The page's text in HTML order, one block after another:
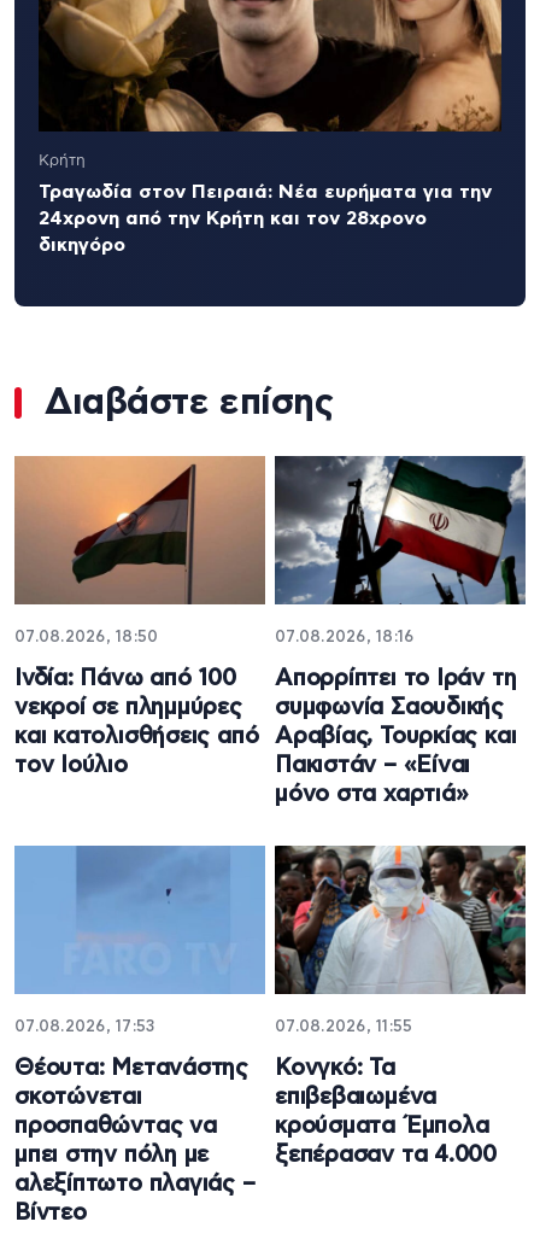
Κρήτη
Τραγωδία στον Πειραιά: Νέα ευρήματα για την
24χρονη από την Κρήτη και τον 28χρονο
δικηγόρο
Διαβάστε επίσης
07.08.2026, 18:50
Ινδία: Πάνω από 100
νεκροί σε πλημμύρες
και κατολισθήσεις από
τον Ιούλιο
07.08.2026, 18:16
Απορρίπτει το Ιράν τη
συμφωνία Σαουδικής
Αραβίας, Τουρκίας και
Πακιστάν – «Είναι
μόνο στα χαρτιά»
07.08.2026, 17:53
Θέουτα: Μετανάστης
σκοτώνεται
προσπαθώντας να
μπει στην πόλη με
αλεξίπτωτο πλαγιάς –
Βίντεο
07.08.2026, 11:55
Κονγκό: Τα
επιβεβαιωμένα
κρούσματα Έμπολα
ξεπέρασαν τα 4.000